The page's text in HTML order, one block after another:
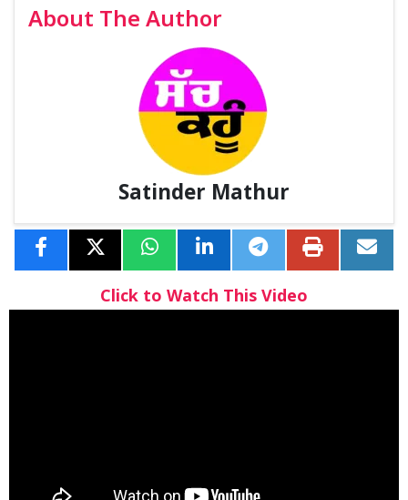
About The Author
Satinder Mathur
Click to Watch This Video